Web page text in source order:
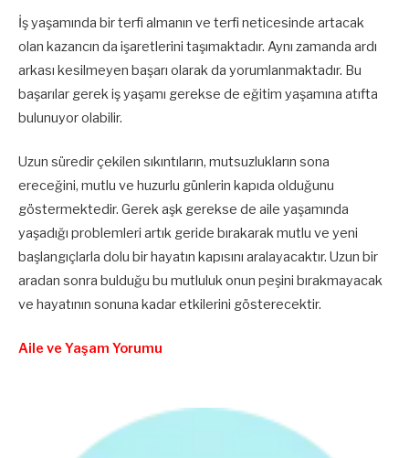
İş yaşamında bir terfi almanın ve terfi neticesinde artacak
olan kazancın da işaretlerini taşımaktadır. Aynı zamanda ardı
arkası kesilmeyen başarı olarak da yorumlanmaktadır. Bu
başarılar gerek iş yaşamı gerekse de eğitim yaşamına atıfta
bulunuyor olabilir.
Uzun süredir çekilen sıkıntıların, mutsuzlukların sona
ereceğini, mutlu ve huzurlu günlerin kapıda olduğunu
göstermektedir. Gerek aşk gerekse de aile yaşamında
yaşadığı problemleri artık geride bırakarak mutlu ve yeni
başlangıçlarla dolu bir hayatın kapısını aralayacaktır. Uzun bir
aradan sonra bulduğu bu mutluluk onun peşini bırakmayacak
ve hayatının sonuna kadar etkilerini gösterecektir.
Aile ve Yaşam Yorumu